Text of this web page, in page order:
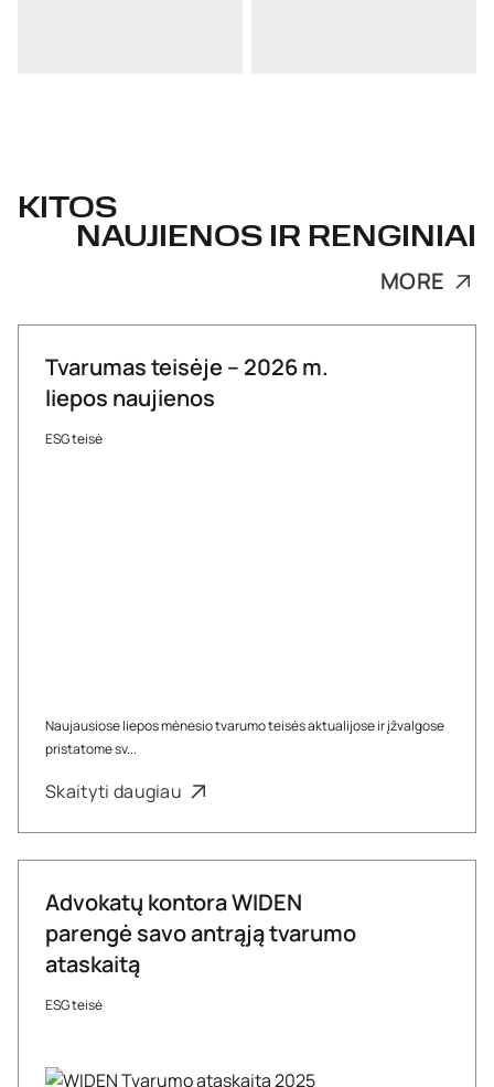
KITOS
NAUJIENOS IR RENGINIAI
MORE
Tvarumas teisėje – 2026 m.
liepos naujienos
ESG teisė
Naujausiose liepos mėnesio tvarumo teisės aktualijose ir įžvalgose
pristatome sv...
Skaityti daugiau
Advokatų kontora WIDEN
parengė savo antrąją tvarumo
ataskaitą
ESG teisė